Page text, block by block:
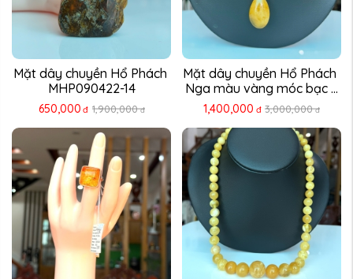
Mặt dây chuyền Hổ Phách
MHP090422-14
650,000 đ 1,900,000 đ
Mặt dây chuyền Hổ Phách
Nga màu vàng móc bạc ...
1,400,000 đ 3,000,000 đ